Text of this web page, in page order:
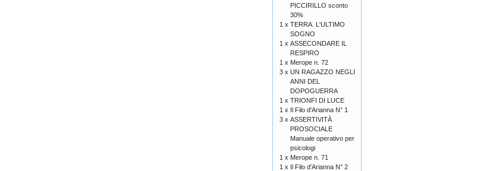
PICCIRILLO sconto
30%
1 x TERRA. L'ULTIMO
SOGNO
1 x ASSECONDARE IL
RESPIRO
1 x Merope n. 72
3 x UN RAGAZZO NEGLI
ANNI DEL
DOPOGUERRA
1 x TRIONFI DI LUCE
1 x Il Filo d'Arianna N° 1
3 x ASSERTIVITÀ
PROSOCIALE
Manuale operativo per
psicologi
1 x Merope n. 71
1 x Il Filo d'Arianna N° 2